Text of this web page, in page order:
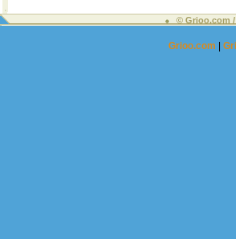
© Grioo.com /
Grioo.com